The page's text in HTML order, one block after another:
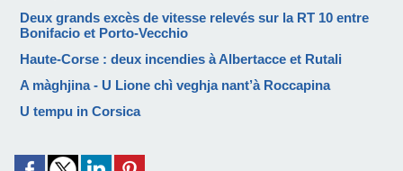
Deux grands excès de vitesse relevés sur la RT 10 entre
Bonifacio et Porto-Vecchio
Haute-Corse : deux incendies à Albertacce et Rutali
A màghjina - U Lione chì veghja nant’à Roccapina
U tempu in Corsica